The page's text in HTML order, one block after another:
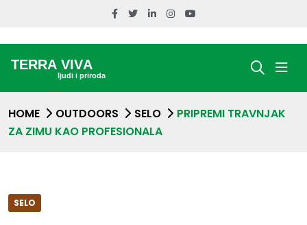
HOME OUTDOORS SELO
PRIPREMI TRAVNJAK
ZA ZIMU KAO PROFESIONALA
SELO